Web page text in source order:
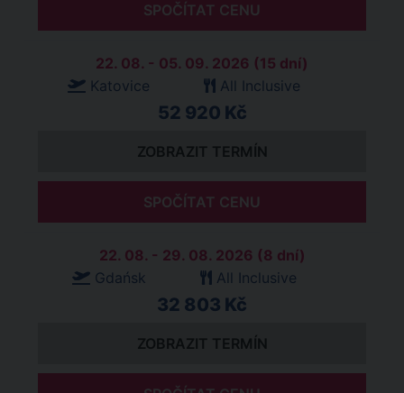
SPOČÍTAT CENU
22. 08. - 05. 09. 2026 (15 dní)
Katovice
All Inclusive
52 920 Kč
ZOBRAZIT TERMÍN
SPOČÍTAT CENU
22. 08. - 29. 08. 2026 (8 dní)
Gdańsk
All Inclusive
32 803 Kč
ZOBRAZIT TERMÍN